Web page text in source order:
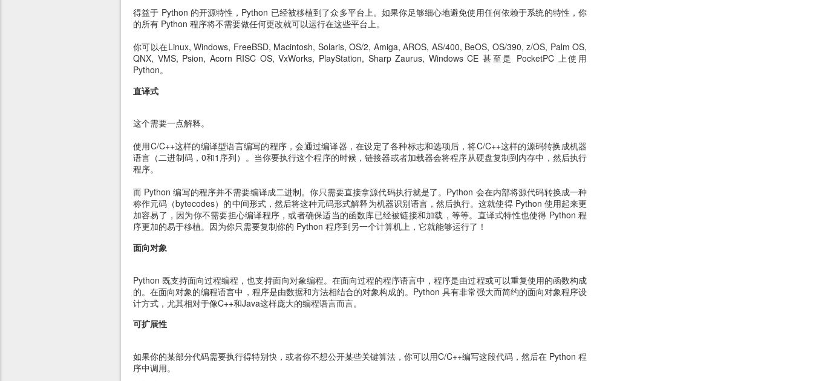
得益于 Python 的开源特性，Python 已经被移植到了众多平台上。如果你足够细心地避免使用任何依赖于系统的特性，你
的所有 Python 程序将不需要做任何更改就可以运行在这些平台上。
你可以在Linux, Windows, FreeBSD, Macintosh, Solaris, OS/2, Amiga, AROS, AS/400, BeOS, OS/390, z/OS, Palm OS,
QNX, VMS, Psion, Acorn RISC OS, VxWorks, PlayStation, Sharp Zaurus, Windows CE 甚至是 PocketPC 上使用
Python。
直译式
这个需要一点解释。
使用C/C++这样的编译型语言编写的程序，会通过编译器，在设定了各种标志和选项后，将C/C++这样的源码转换成机器
语言（二进制码，0和1序列）。当你要执行这个程序的时候，链接器或者加载器会将程序从硬盘复制到内存中，然后执行
程序。
而 Python 编写的程序并不需要编译成二进制。你只需要直接拿源代码执行就是了。Python 会在内部将源代码转换成一种
称作元码（bytecodes）的中间形式，然后将这种元码形式解释为机器识别语言，然后执行。这就使得 Python 使用起来更
加容易了，因为你不需要担心编译程序，或者确保适当的函数库已经被链接和加载，等等。直译式特性也使得 Python 程
序更加的易于移植。因为你只需要复制你的 Python 程序到另一个计算机上，它就能够运行了！
面向对象
Python 既支持面向过程编程，也支持面向对象编程。在面向过程的程序语言中，程序是由过程或可以重复使用的函数构成
的。在面向对象的编程语言中，程序是由数据和方法相结合的对象构成的。Python 具有非常强大而简约的面向对象程序设
计方式，尤其相对于像C++和Java这样庞大的编程语言而言。
可扩展性
如果你的某部分代码需要执行得特别快，或者你不想公开某些关键算法，你可以用C/C++编写这段代码，然后在 Python 程
序中调用。